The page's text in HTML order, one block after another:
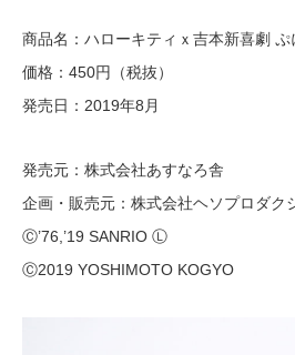
商品名：ハローキティｘ吉本新喜劇
価格：450円（税抜）
発売日：2019年8月
発売元：株式会社あすなろ舎
企画・販売元：株式会社ヘソプロダク
Ⓒ’76,’19 SANRIO Ⓛ
Ⓒ2019 YOSHIMOTO KOGYO